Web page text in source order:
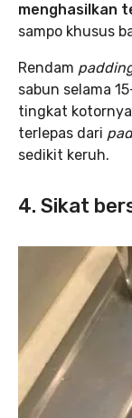
menghasilkan
sampo khusus
Rendam
sabun selama
tingkat
terlepas dari
sedikit keruh.
4. Sikat